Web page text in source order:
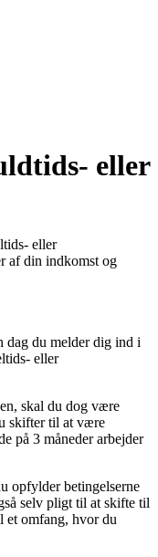
eller
eller
af din indkomst og
dag du melder dig ind i
eller
skal du dog være
skifter til at være
på 3 måneder arbejder
opfylder betingelserne
selv pligt til at skifte til
et omfang, hvor du